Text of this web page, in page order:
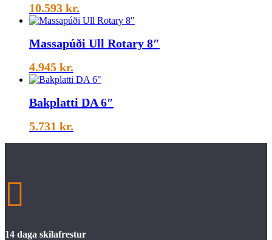
10.593 kr.
Massapúði Ull Rotary 8″
4.945 kr.
Bakplatti DA 6″
5.731 kr.

14 daga skilafrestur